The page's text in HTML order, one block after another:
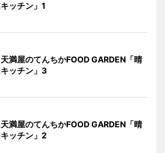
ッチン」1
満屋のてんちかFOOD GARDEN「晴
ッチン」3
満屋のてんちかFOOD GARDEN「晴
ッチン」2